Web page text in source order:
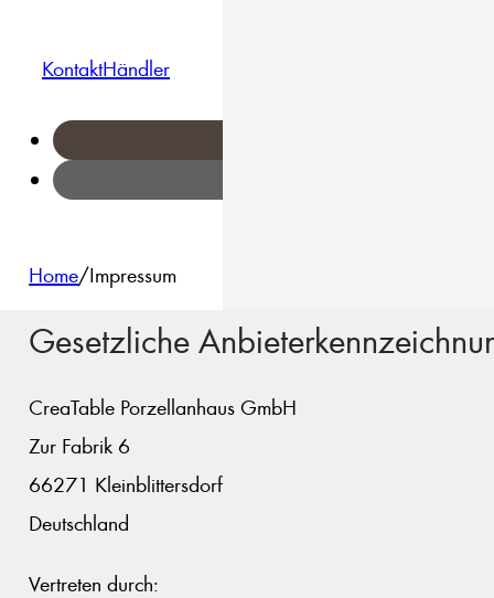
KontaktHändler
Home/Impressum
Gesetzliche
CreaTable Porzellanhaus GmbH
Zur Fabrik 6
66271 Kleinblittersdorf
Deutschland
Vertreten durch: